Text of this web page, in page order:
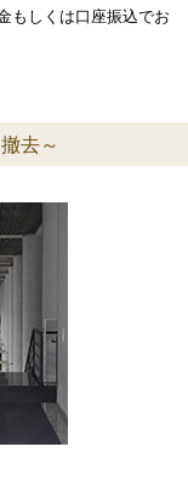
もしくは口座振込でお
去～